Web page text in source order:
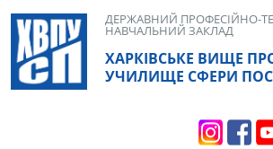
Skip
content
ХАРКІВСЬКЕ ВИЩЕ
УЧИЛИЩЕ СФЕРИ
ДЕРЖАВНИЙ ПРОФЕСІЙНО-
НАВЧАЛЬНИЙ ЗАКЛАД